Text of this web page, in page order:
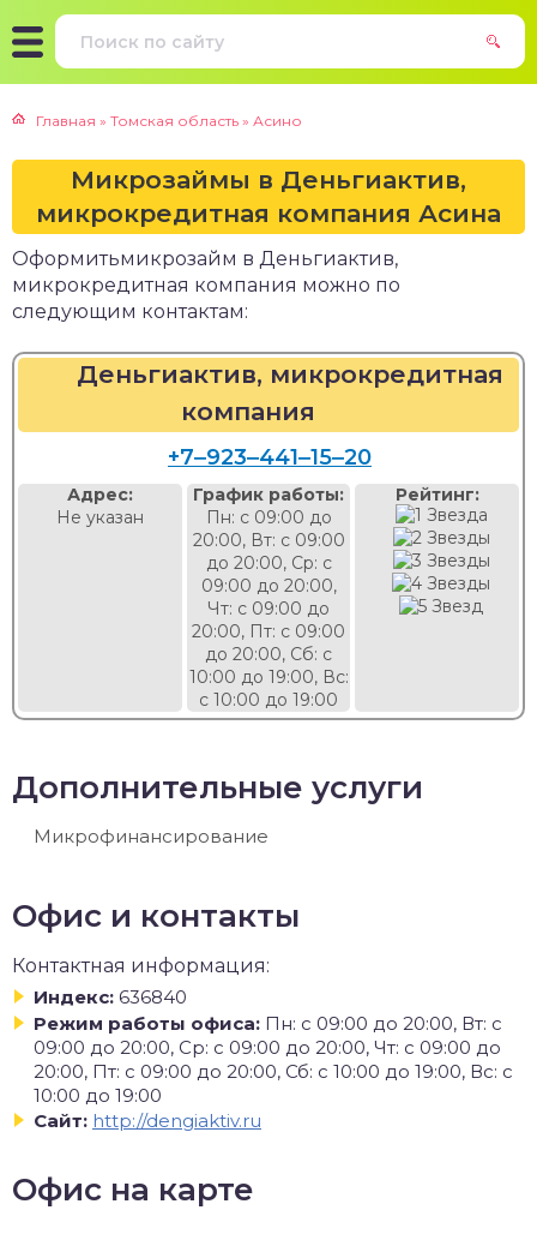
Главная » Томская область » Асино
Микрозаймы в Деньгиактив,
микрокредитная компания Асина
Оформитьмикрозайм в Деньгиактив,
микрокредитная компания можно по
следующим контактам:
Деньгиактив, микрокредитная
компания
+7‒923‒441‒15‒20
Адрес:
Не указан
График работы:
Пн: с 09:00 до
20:00, Вт: с 09:00
до 20:00, Ср: с
09:00 до 20:00,
Чт: с 09:00 до
20:00, Пт: с 09:00
до 20:00, Сб: с
10:00 до 19:00, Вс:
с 10:00 до 19:00
Рейтинг:
Дополнительные услуги
Микрофинансирование
Офис и контакты
Контактная информация:
Индекс: 636840
Режим работы офиса: Пн: с 09:00 до 20:00, Вт: с
09:00 до 20:00, Ср: с 09:00 до 20:00, Чт: с 09:00 до
20:00, Пт: с 09:00 до 20:00, Сб: с 10:00 до 19:00, Вс: с
10:00 до 19:00
Сайт: http://dengiaktiv.ru
Офис на карте